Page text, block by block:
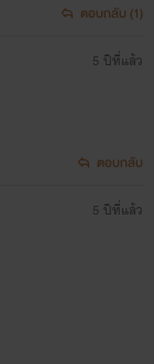
ตอบกลับ (1)
5 ปีที่แล้ว
ตอบกลับ
5 ปีที่แล้ว